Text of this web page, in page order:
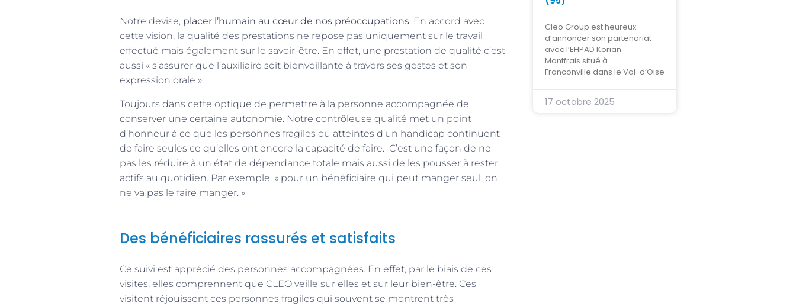
Notre devise, placer l’humain au cœur de nos préoccupations. En accord avec
cette vision, la qualité des prestations ne repose pas uniquement sur le travail
effectué mais également sur le savoir-être. En effet, une prestation de qualité c’est
aussi « s’assurer que l’auxiliaire soit bienveillante à travers ses gestes et son
expression orale ».
Toujours dans cette optique de permettre à la personne accompagnée de
conserver une certaine autonomie. Notre contrôleuse qualité met un point
d’honneur à ce que les personnes fragiles ou atteintes d’un handicap continuent
de faire seules ce qu’elles ont encore la capacité de faire. C’est une façon de ne
pas les réduire à un état de dépendance totale mais aussi de les pousser à rester
actifs au quotidien. Par exemple, « pour un bénéficiaire qui peut manger seul, on
ne va pas le faire manger. »
Des bénéficiaires rassurés et satisfaits
Ce suivi est apprécié des personnes accompagnées. En effet, par le biais de ces
visites, elles comprennent que CLEO veille sur elles et sur leur bien-être. Ces
visitent réjouissent ces personnes fragiles qui souvent se montrent très
Cleo Group est heureux
d’annoncer son partenariat
avec l’EHPAD Korian
Montfrais situé à
Franconville dans le Val-d’Oise
17 octobre 2025